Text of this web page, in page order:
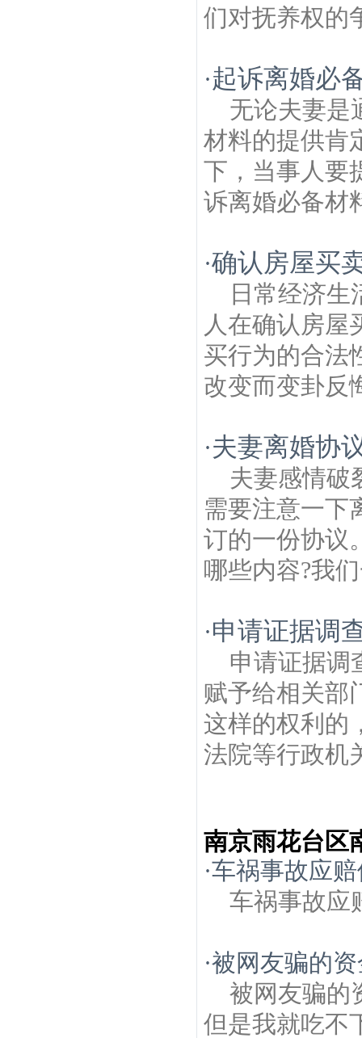
们对抚养权的
·起诉离婚必
无论夫妻是
材料的提供肯
下，当事人要
诉离婚必备材
·确认房屋买
日常经济
人在确认房屋
买行为的合法
改变而变卦反
·夫妻离婚协
夫妻感情破
需要注意一下
订的一份协议
哪些内容?我
·申请证据调
申请证据调
赋予给相关部
这样的权利的
法院等行政机
南京雨花台区
·车祸事故应
车祸事故应
·被网友骗的
被网友骗的
但是我就吃不